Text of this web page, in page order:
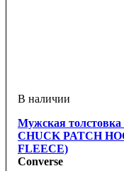
Мужская
CHUCK PATCH
FLEECE)
Converse